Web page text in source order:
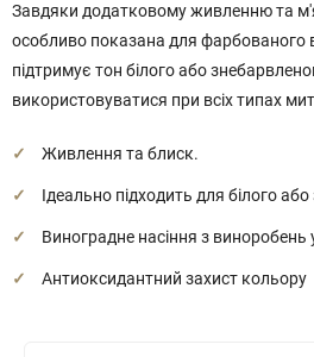
Завдяки додатковому живленню та
особливо показана для фарбованого
підтримує тон білого або
використовуватися при всіх типах
Живлення та блиск.
Ідеально підходить для білого
Виноградне насіння з виноробень
Антиоксидантний захист кольору